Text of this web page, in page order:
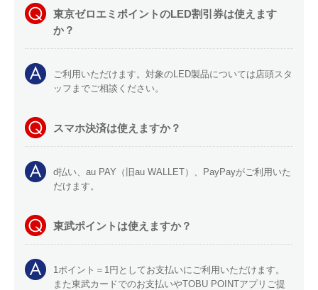
東京ゼロエミポイントのLED割引券は使えます
か？
ご利用いただけます。対象のLED製品については店頭スタ
ッフまでご相談ください。
スマホ決済は使えますか？
d払い、au PAY（旧au WALLET）、PayPayがご利用いた
だけます。
東武ポイントは使えますか？
1ポイント＝1円としてお支払いにご利用いただけます。
また東武カードでのお支払いやTOBU POINTアプリご提